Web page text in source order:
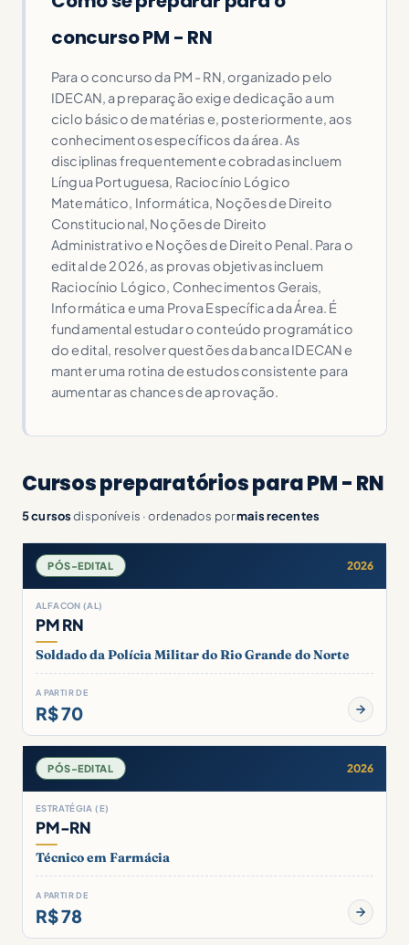
concurso PM - RN
Para o concurso da PM - RN, organizado pelo
IDECAN, a preparação exige dedicação a um
ciclo básico de matérias e, posteriormente, aos
conhecimentos específicos da área. As
disciplinas frequentemente cobradas incluem
Língua Portuguesa, Raciocínio Lógico
Matemático, Informática, Noções de Direito
Constitucional, Noções de Direito
Administrativo e Noções de Direito Penal. Para o
edital de 2026, as provas objetivas incluem
Raciocínio Lógico, Conhecimentos Gerais,
Informática e uma Prova Específica da Área. É
fundamental estudar o conteúdo programático
do edital, resolver questões da banca IDECAN e
manter uma rotina de estudos consistente para
aumentar as chances de aprovação.
Cursos preparatórios para PM - RN
5 cursosdisponíveis · ordenados pormais recentes
PÓS-EDITAL 2026
ALFACON (AL)
PM RN
Soldado da Polícia Militar do Rio Grande do Norte
A PARTIR DE
R$ 70
PÓS-EDITAL 2026
ESTRATÉGIA (E)
PM-RN
Técnico em Farmácia
A PARTIR DE
R$ 78